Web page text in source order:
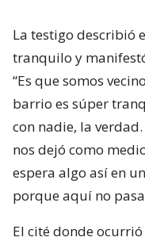
La testigo describió
tranquilo y
“Es que somos
barrio es súper
con nadie, la
nos dejó como
espera algo así en
porque aquí no
El cité donde